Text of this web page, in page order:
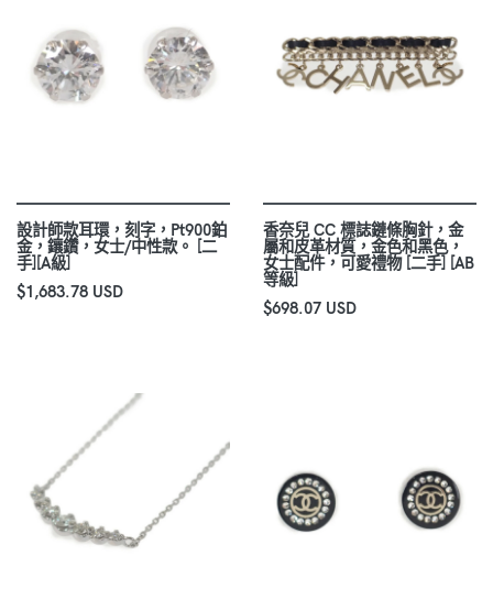
設計師款耳環，刻字，Pt900鉑
金，鑲鑽，女士/中性款。 [二
手][A級]
$1,683.78 USD
香奈兒 CC 標誌鏈條胸針，金
屬和皮革材質，金色和黑色，
女士配件，可愛禮物 [二手] [AB
等級]
$698.07 USD